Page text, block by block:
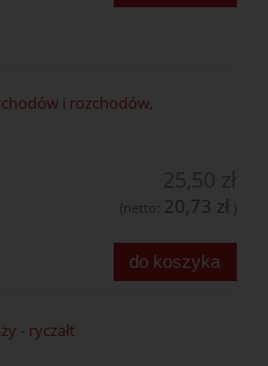
i rozchodów,
(netto: 20,73 zł )
do koszyka
- ryczałt